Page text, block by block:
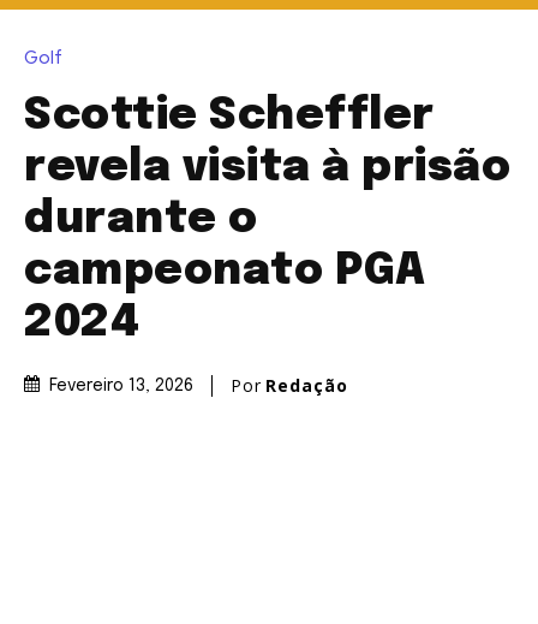
Golf
Scottie Scheffler
revela visita à prisão
durante o
campeonato PGA
2024
Fevereiro 13, 2026 Por Redação